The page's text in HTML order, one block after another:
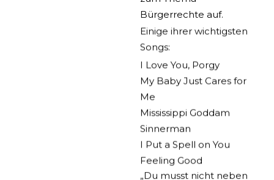
Bürgerrechte auf.
Einige ihrer wichtigsten
Songs:
I Love You, Porgy
My Baby Just Cares for
Me
Mississippi Goddam
Sinnerman
I Put a Spell on You
Feeling Good
„Du musst nicht neben